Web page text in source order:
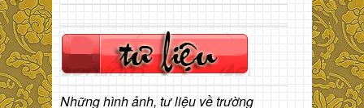
Những hình ảnh, tư liệu về trường